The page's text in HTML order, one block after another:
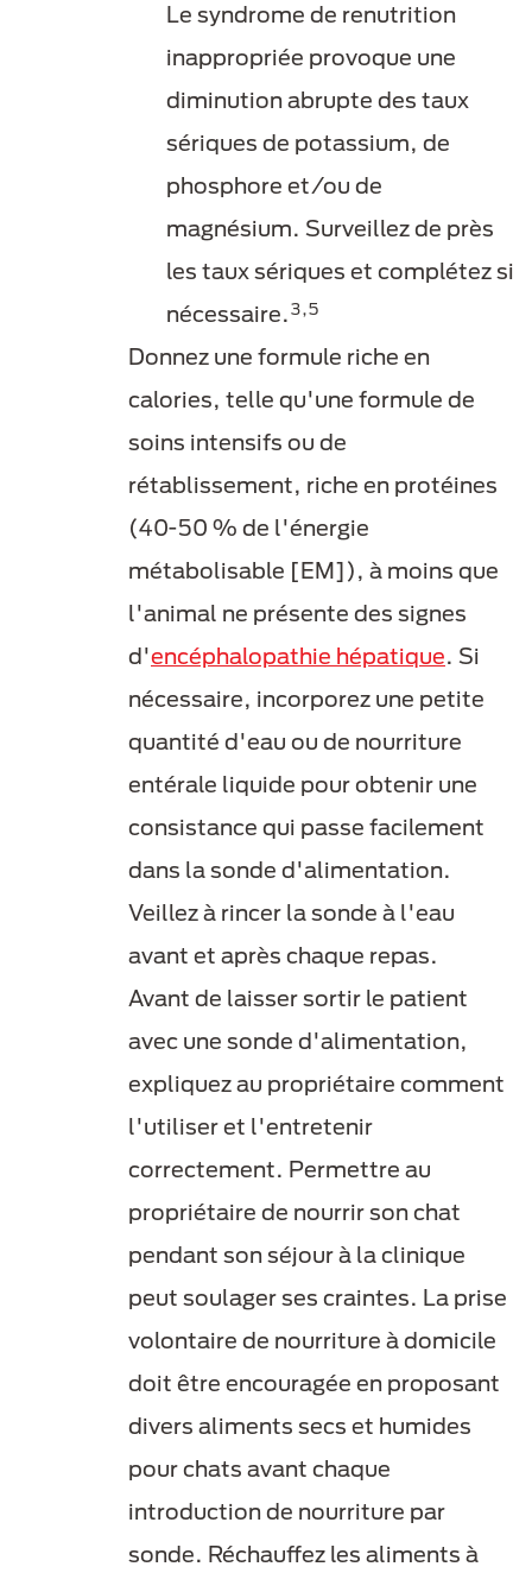
Le syndrome de renutrition
inappropriée provoque une
diminution abrupte des taux
sériques de potassium, de
phosphore et/ou de
magnésium. Surveillez de près
les taux sériques et complétez si
nécessaire.3,5
Donnez une formule riche en
calories, telle qu'une formule de
soins intensifs ou de
rétablissement, riche en protéines
(40-50 % de l'énergie
métabolisable [EM]), à moins que
l'animal ne présente des signes
d'encéphalopathie hépatique. Si
nécessaire, incorporez une petite
quantité d'eau ou de nourriture
entérale liquide pour obtenir une
consistance qui passe facilement
dans la sonde d'alimentation.
Veillez à rincer la sonde à l'eau
avant et après chaque repas.
Avant de laisser sortir le patient
avec une sonde d'alimentation,
expliquez au propriétaire comment
l'utiliser et l'entretenir
correctement. Permettre au
propriétaire de nourrir son chat
pendant son séjour à la clinique
peut soulager ses craintes. La prise
volontaire de nourriture à domicile
doit être encouragée en proposant
divers aliments secs et humides
pour chats avant chaque
introduction de nourriture par
sonde. Réchauffez les aliments à